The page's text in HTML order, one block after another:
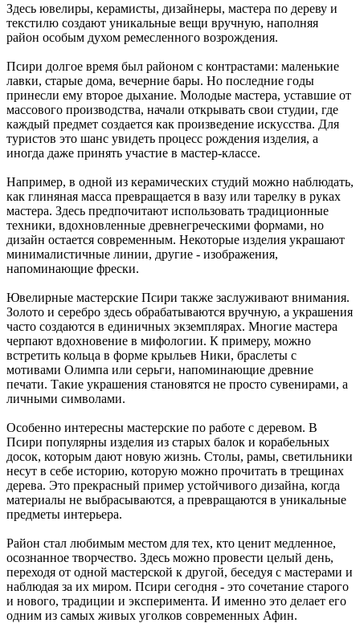
Здесь ювелиры, керамисты, дизайнеры, мастера по дереву и
текстилю создают уникальные вещи вручную, наполняя
район особым духом ремесленного возрождения.
Псири долгое время был районом с контрастами: маленькие
лавки, старые дома, вечерние бары. Но последние годы
принесли ему второе дыхание. Молодые мастера, уставшие от
массового производства, начали открывать свои студии, где
каждый предмет создается как произведение искусства. Для
туристов это шанс увидеть процесс рождения изделия, а
иногда даже принять участие в мастер-классе.
Например, в одной из керамических студий можно наблюдать,
как глиняная масса превращается в вазу или тарелку в руках
мастера. Здесь предпочитают использовать традиционные
техники, вдохновленные древнегреческими формами, но
дизайн остается современным. Некоторые изделия украшают
минималистичные линии, другие - изображения,
напоминающие фрески.
Ювелирные мастерские Псири также заслуживают внимания.
Золото и серебро здесь обрабатываются вручную, а украшения
часто создаются в единичных экземплярах. Многие мастера
черпают вдохновение в мифологии. К примеру, можно
встретить кольца в форме крыльев Ники, браслеты с
мотивами Олимпа или серьги, напоминающие древние
печати. Такие украшения становятся не просто сувенирами, а
личными символами.
Особенно интересны мастерские по работе с деревом. В
Псири популярны изделия из старых балок и корабельных
досок, которым дают новую жизнь. Столы, рамы, светильники
несут в себе историю, которую можно прочитать в трещинах
дерева. Это прекрасный пример устойчивого дизайна, когда
материалы не выбрасываются, а превращаются в уникальные
предметы интерьера.
Район стал любимым местом для тех, кто ценит медленное,
осознанное творчество. Здесь можно провести целый день,
переходя от одной мастерской к другой, беседуя с мастерами и
наблюдая за их миром. Псири сегодня - это сочетание старого
и нового, традиции и эксперимента. И именно это делает его
одним из самых живых уголков современных Афин.